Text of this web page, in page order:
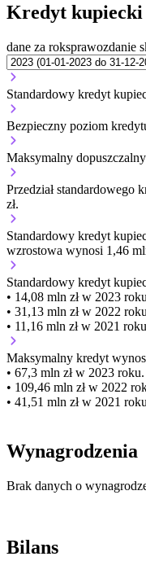
Kredyt kupiecki
dane za roksprawozdanie
Standardowy kredyt
Bezpieczny poziom
Maksymalny
Przedział standardowego
zł.
Standardowy kredyt
wzrostowa wynosi 1,46
Standardowy kredyt
• 14,08 mln zł w 2023
• 31,13 mln zł w 2022
• 11,16 mln zł w 2021
Maksymalny kredyt
• 67,3 mln zł w 2023 roku.
• 109,46 mln zł w 2022
• 41,51 mln zł w 2021
Wynagrodzenia
Brak danych o
Bilans